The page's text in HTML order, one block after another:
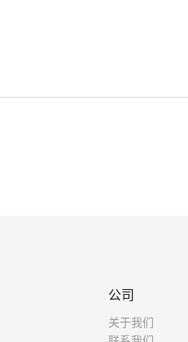
公司
关于我们